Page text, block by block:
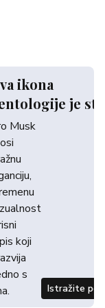
ikona
je
Musk
koji
s
Istražite